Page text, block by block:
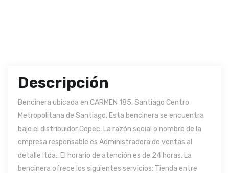
Descripción
Bencinera ubicada en CARMEN 185, Santiago Centro
Metropolitana de Santiago. Esta bencinera se encuentra
bajo el distribuidor Copec. La razón social o nombre de la
empresa responsable es Administradora de ventas al
detalle ltda.. El horario de atención es de 24 horas. La
bencinera ofrece los siguientes servicios: Tienda entre